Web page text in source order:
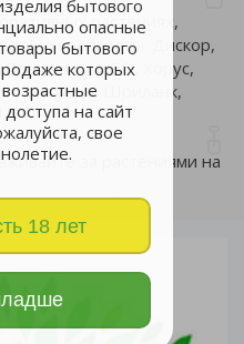
бытового
опасные
бытового
которых
на сайт
свое
18 лет
растениях,
препараты: Дискор,
НЕО, Хорус,
Интрада, Шриланк,
за растениями на